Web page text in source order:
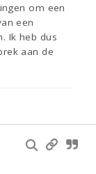
om een
een
Ik heb dus
aan de